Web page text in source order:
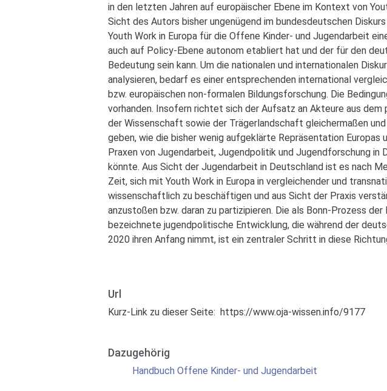
in den letzten Jahren auf europäischer Ebene im Kontext von
Sicht des Autors bisher ungenügend im bundesdeutschen
Youth Work in Europa für die Offene Kinder- und Jugendarbeit
auch auf Policy-Ebene autonom etabliert hat und der für den
Bedeutung sein kann. Um die nationalen und internationalen
analysieren, bedarf es einer entsprechenden international
bzw. europäischen non-formalen Bildungsforschung. Die
vorhanden. Insofern richtet sich der Aufsatz an Akteure aus
der Wissenschaft sowie der Trägerlandschaft gleichermaßen
geben, wie die bisher wenig aufgeklärte Repräsentation Europas
Praxen von Jugendarbeit, Jugendpolitik und Jugendforschung
könnte. Aus Sicht der Jugendarbeit in Deutschland ist es nach
Zeit, sich mit Youth Work in Europa in vergleichender und
wissenschaftlich zu beschäftigen und aus Sicht der Praxis
anzustoßen bzw. daran zu partizipieren. Die als Bonn-Prozess der
bezeichnete jugendpolitische Entwicklung, die während der
2020 ihren Anfang nimmt, ist ein zentraler Schritt in diese
Url
Kurz-Link zu dieser Seite: https://www.oja-wissen.info/9177
Dazugehörig
Handbuch Offene Kinder- und Jugendarbeit